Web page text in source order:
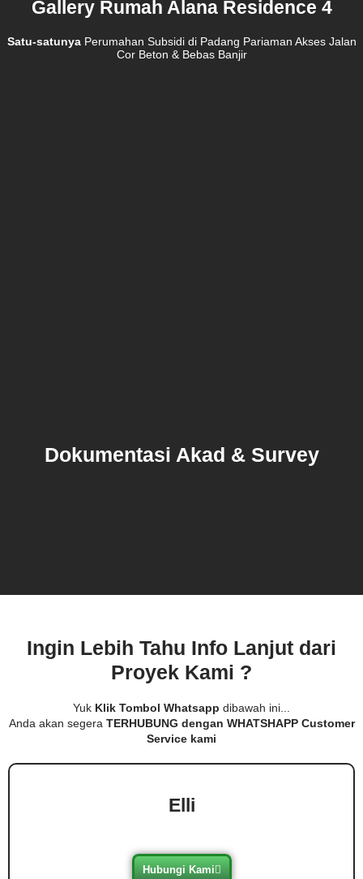
Gallery Rumah Alana Residence 4
Satu-satunyaPerumahan Subsidi di Padang Pariaman Akses Jalan
Cor Beton & Bebas Banjir
Dokumentasi Akad & Survey
Ingin Lebih Tahu Info Lanjut dari
Proyek Kami ?
Yuk Klik Tombol Whatsapp dibawah ini...
Anda akan segera TERHUBUNG dengan WHATSHAPP Customer
Service kami
Elli
Hubungi Kami